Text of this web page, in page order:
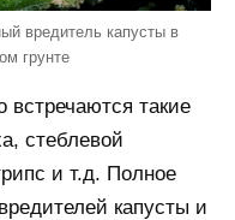
вредитель капусты в
грунте
встречаются такие
стеблевой
и т.д. Полное
капусты и